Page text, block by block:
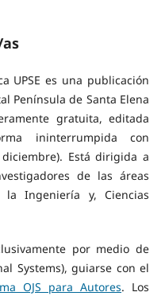
UPSE es una publicación
Península de Santa Elena
gratuita, editada
ininterrumpida con
Está dirigida a
de las áreas
la Ingeniería y, Ciencias
por medio de
Systems), guiarse con el
OJS para Autores. Los